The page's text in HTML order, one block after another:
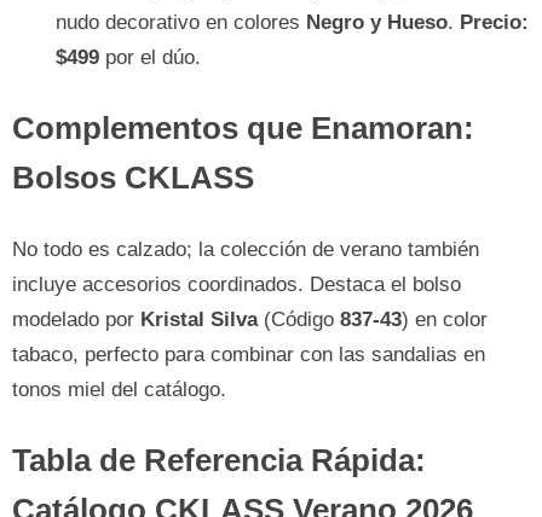
nudo decorativo en colores Negro y Hueso. Precio:
$499 por el dúo.
Complementos que Enamoran:
Bolsos CKLASS
No todo es calzado; la colección de verano también
incluye accesorios coordinados. Destaca el bolso
modelado por Kristal Silva(Código 837-43) en color
tabaco, perfecto para combinar con las sandalias en
tonos miel del catálogo.
Tabla de Referencia Rápida:
Catálogo CKLASS Verano 2026